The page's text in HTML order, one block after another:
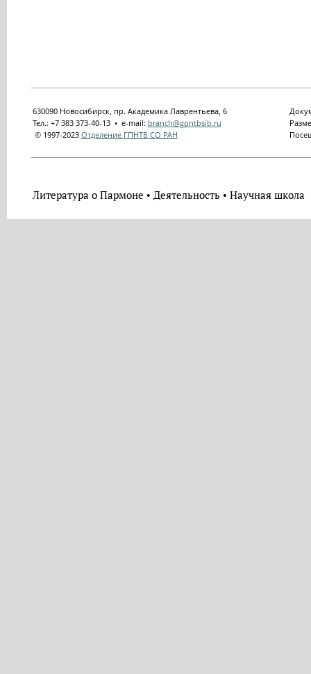
630090 Новосибирск, пр. Академика Лаврентьева, 6
Тел.: +7 383 373-40-13 • e-mail: branch@gpntbsib.ru
© 1997-2023 Отделение ГПНТБ СО РАН
Литература о Пармоне • Деятельность • Научная школа